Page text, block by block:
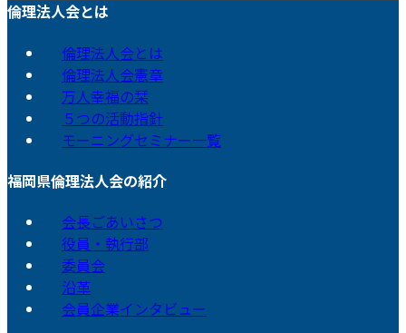
倫理法人会とは
倫理法人会とは
倫理法人会憲章
万人幸福の栞
５つの活動指針
モーニングセミナー一覧
福岡県倫理法人会の紹介
会長ごあいさつ
役員・執行部
委員会
沿革
会員企業インタビュー